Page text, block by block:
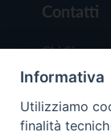
Contatti
Chi Siamo
Redazione
Scrivici
Informativa
Utilizziamo
finalità